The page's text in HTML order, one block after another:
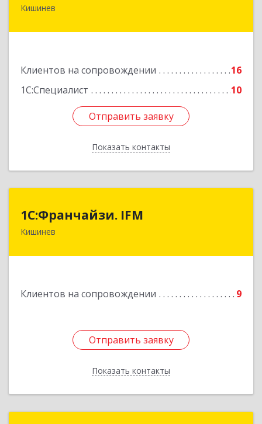
Кишинев
Клиентов на сопровождении
16
1С:Специалист
10
Отправить заявку
Показать контакты
Молдова, г.Кишинев, ул. Колумна 170, МД-2004
Отправить заявку
Назад
1С:Франчайзи. IFM
Кишинев
Клиентов на сопровождении 9
Отправить заявку
Показать контакты
Отправить заявку
Назад